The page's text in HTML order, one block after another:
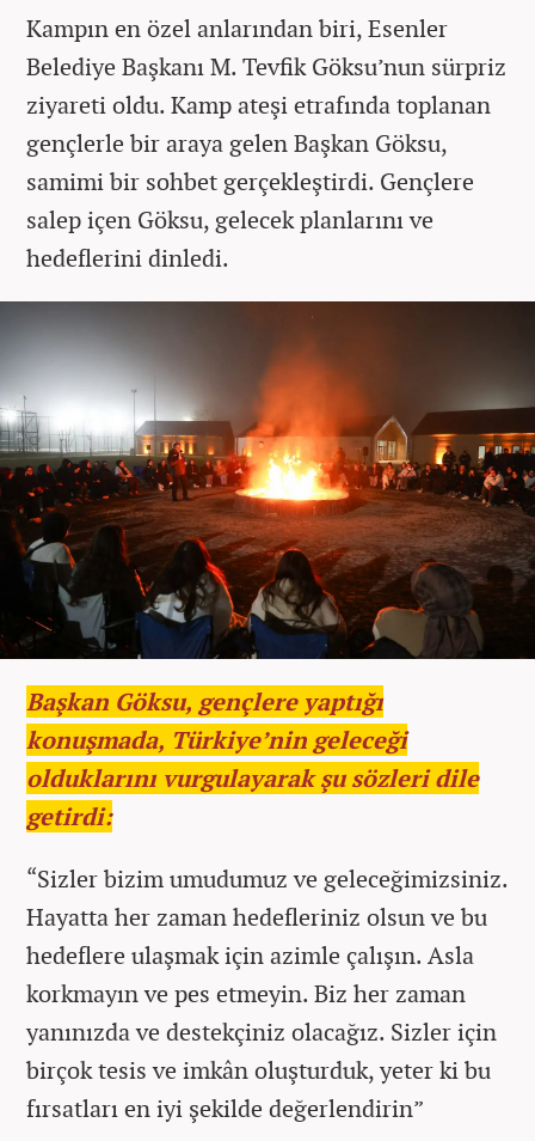
Kampın en özel anlarından biri, Esenler
Belediye Başkanı M. Tevfik Göksu’nun sürpriz
ziyareti oldu. Kamp ateşi etrafında toplanan
gençlerle bir araya gelen Başkan Göksu,
samimi bir sohbet gerçekleştirdi. Gençlere
salep içen Göksu, gelecek planlarını ve
hedeflerini dinledi.
Başkan Göksu, gençlere yaptığı
konuşmada, Türkiye’nin geleceği
olduklarını vurgulayarak şu sözleri dile
getirdi:
“Sizler bizim umudumuz ve geleceğimizsiniz.
Hayatta her zaman hedefleriniz olsun ve bu
hedeflere ulaşmak için azimle çalışın. Asla
korkmayın ve pes etmeyin. Biz her zaman
yanınızda ve destekçiniz olacağız. Sizler için
birçok tesis ve imkân oluşturduk, yeter ki bu
fırsatları en iyi şekilde değerlendirin”